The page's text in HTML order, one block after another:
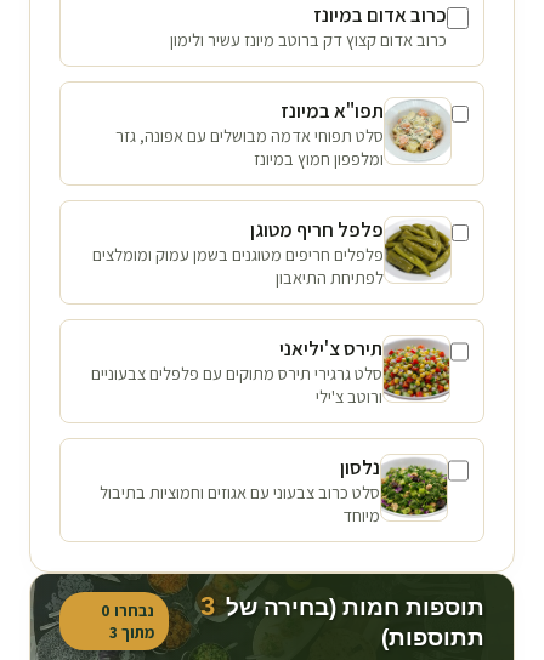
כרוב אדום במיונז
כרוב אדום קצוץ דק ברוטב מיונז עשיר ולימון
תפו"א במיונז
סלט תפוחי אדמה מבושלים עם אפונה, גזר
ומלפפון חמוץ במיונז
פלפל חריף מטוגן
פלפלים חריפים מטוגנים בשמן עמוק ומומלצים
לפתיחת התיאבון
תירס צ'יליאני
סלט גרגירי תירס מתוקים עם פלפלים צבעוניים
ורוטב צ'ילי
נלסון
סלט כרוב צבעוני עם אגוזים וחמוציות בתיבול
מיוחד
תוספות חמות (בחירה של 3
תתוספות)
נבחרו 0
מתוך 3